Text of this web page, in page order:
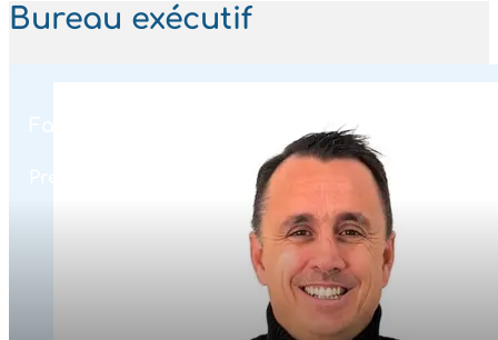
Bureau exécutif